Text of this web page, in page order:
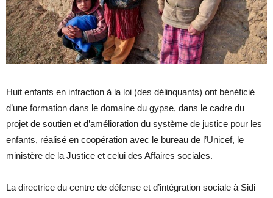
Huit enfants en infraction à la loi (des délinquants) ont bénéficié
d’une formation dans le domaine du gypse, dans le cadre du
projet de soutien et d’amélioration du système de justice pour les
enfants, réalisé en coopération avec le bureau de l’Unicef, le
ministère de la Justice et celui des Affaires sociales.
La directrice du centre de défense et d’intégration sociale à Sidi